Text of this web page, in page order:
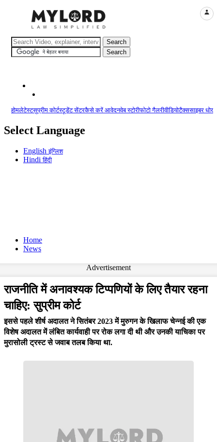
होमलेटेस्टसुप्रीम कोर्टस्टूडेंट सेंटरकैसे करें आवेदनवेब स्टोरीफोटो गैलरीवीडियोटैक्ससाइबर
Select Language
Englishइंग्लिश
Hindiहिंदी
Home
News
Advertisement
राजनीति में अनावश्यक टिप्पणियों के लिए तैयार रहना
चाहिए: सुप्रीम कोर्ट
इससे पहले शीर्ष अदालत ने सितंबर 2023 में मुरुगन के खिलाफ चेन्नई की एक
विशेष अदालत में लंबित कार्यवाही पर रोक लगा दी थी और उनकी याचिका पर
मुरासोली ट्रस्ट से जवाब तलब किया था.